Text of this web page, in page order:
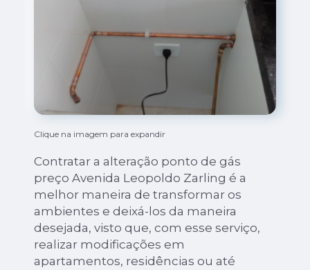
Clique na imagem para expandir
Contratar a alteração ponto de gás
preço Avenida Leopoldo Zarling é a
melhor maneira de transformar os
ambientes e deixá-los da maneira
desejada, visto que, com esse serviço,
realizar modificações em
apartamentos, residências ou até